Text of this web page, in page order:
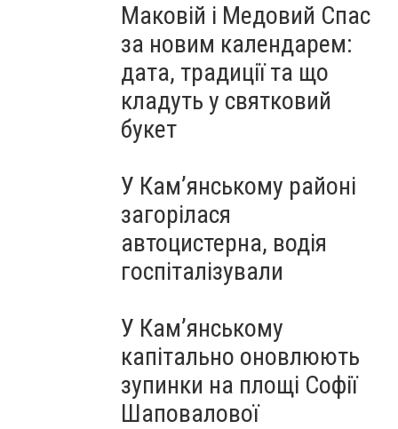
Маковій і Медовий Спас
за новим календарем:
дата, традиції та що
кладуть у святковий
букет
У Кам’янському районі
загорілася
автоцистерна, водія
госпіталізували
У Кам’янському
капітально оновлюють
зупинки на площі Софії
Шаповалової